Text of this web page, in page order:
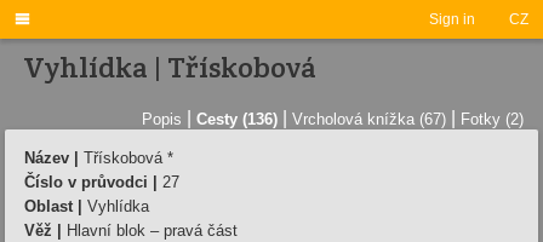
Sign in CZ

Vyhlídka | Třískobová
Popis Cesty (136) Vrcholová knížka (67) Fotky (2)
Název |
Třískobová *
Číslo v průvodci |
27
Oblast |
Vyhlídka
Věž |
Hlavní blok – pravá část